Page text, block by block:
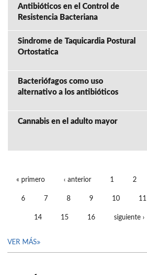
Antibióticos en el Control de
Resistencia Bacteriana
Sindrome de Taquicardia Postural
Ortostatica
Bacteriófagos como uso
alternativo a los antibióticos
Cannabis en el adulto mayor
« primero ‹ anterior 1 2
6 7 8 9 10 11
14 15 16 siguiente ›
VER MÁS